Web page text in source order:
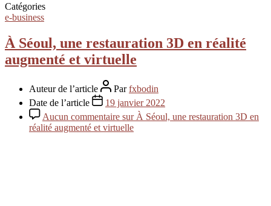
Catégories
e-business
À Séoul, une restauration 3D en réalité
augmenté et virtuelle
Auteur de l’article Parfxbodin
Date de l’article
19 janvier 2022
Aucun commentaire sur À Séoul, une restauration 3D en
réalité augmenté et virtuelle